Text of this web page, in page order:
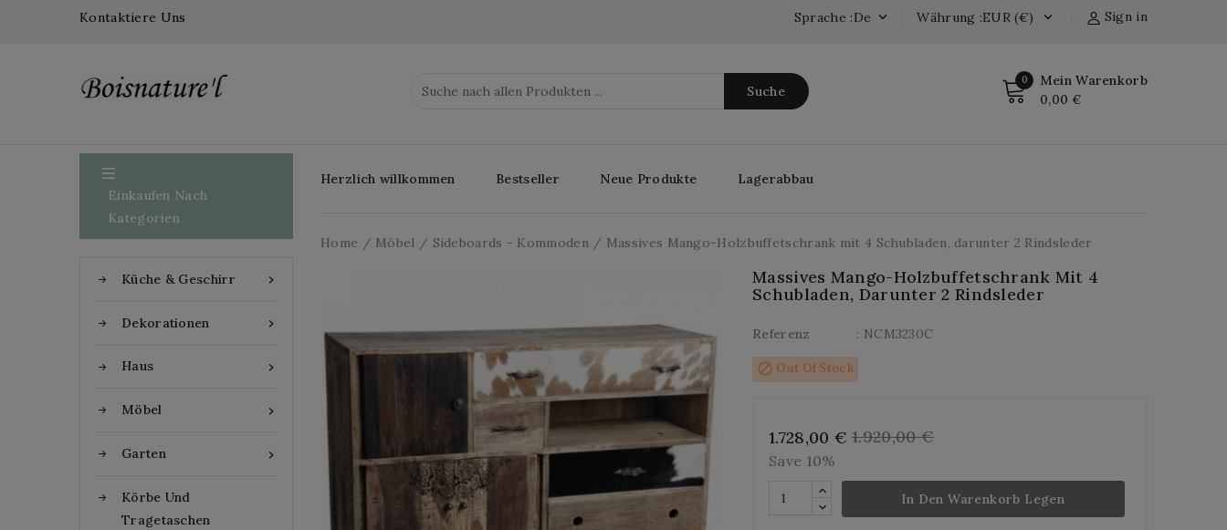
Kontaktiere Uns Sign in
Währung :EUR (€) 
Sprache :de 
Suche
0 Mein Warenkorb
0,00 €

Einkaufen Nach
Kategorien

Küche & Geschirr

Dekorationen

Haus

Möbel

Garten
Körbe Und
Tragetaschen
Herzlich willkommen Bestseller Neue Produkte Lagerabbau
Home Möbel Sideboards - Kommoden Massives Mango-Holzbuffetschrank mit 4 Schubladen, darunter 2 Rindsleder
Massives Mango-Holzbuffetschrank Mit 4
Schubladen, Darunter 2 Rindsleder
Referenz : NCM3230C
block Out Of Stock
1.728,00 € 1.920,00 €
Save 10%
In Den Warenkorb Legen